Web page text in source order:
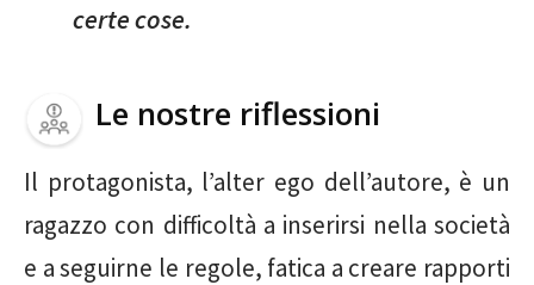
certe cose.
Le nostre riflessioni
Il protagonista, l’alter ego dell’autore, è un
ragazzo con difficoltà a inserirsi nella società
e a seguirne le regole, fatica a creare rapporti